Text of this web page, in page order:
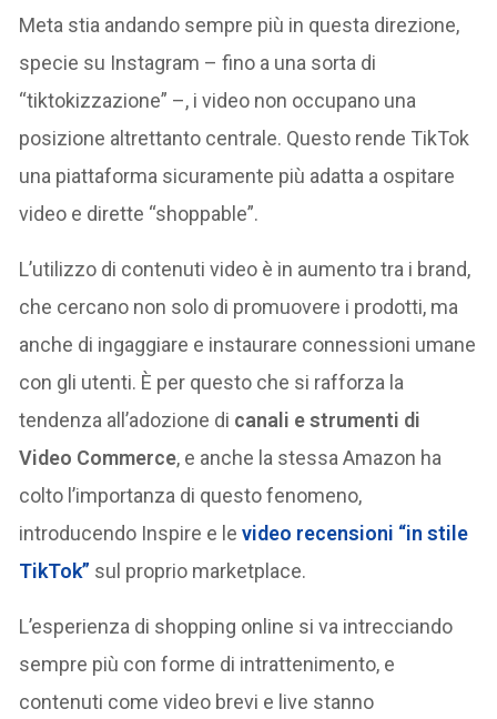
Meta stia andando sempre più in questa direzione,
specie su Instagram – fino a una sorta di
“tiktokizzazione” –, i video non occupano una
posizione altrettanto centrale. Questo rende TikTok
una piattaforma sicuramente più adatta a ospitare
video e dirette “shoppable”.
L’utilizzo di contenuti video è in aumento tra i brand,
che cercano non solo di promuovere i prodotti, ma
anche di ingaggiare e instaurare connessioni umane
con gli utenti. È per questo che si rafforza la
tendenza all’adozione di canali e strumenti di
Video Commerce, e anche la stessa Amazon ha
colto l’importanza di questo fenomeno,
introducendo Inspire e levideo recensioni “in stile
TikTok” sul proprio marketplace.
L’esperienza di shopping online si va intrecciando
sempre più con forme di intrattenimento, e
contenuti come video brevi e live stanno